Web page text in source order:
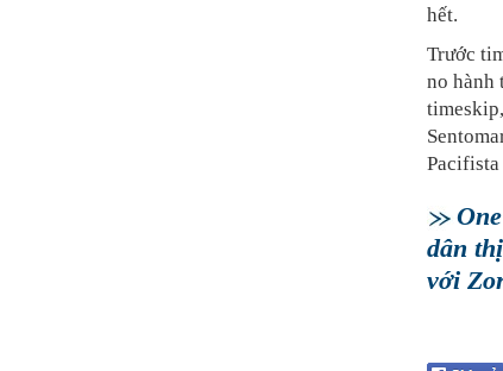
hết.
Trước
no hành
dân
với